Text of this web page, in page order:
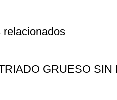
relacionados
GRUESO SIN